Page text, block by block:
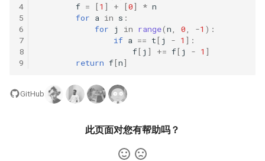
47. 全排列 II
48. 旋转图像
50. Pow(x, n)
46. 把数字翻译成字符串
47. 礼物的最大价值
符串
50. 第一个只出现一次的字符
8.8. 有重复字符串的排列组合
8.9. 括号
8.10. 颜色填充
8.11. 硬币
4
5
6
7
8
9
f = [1 ] + [0] * n
for a in s :
for
j in range(n, 0, -1 ):
if a == t[ j - 1 ]:
f[ j ] += f[ j - 1 ]
return f[n]
GitHub
此页面对您有帮助吗？